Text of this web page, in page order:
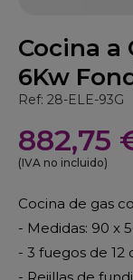
Cocina a
6Kw
Ref: 28-ELE-93G
882,75
(IVA no incluido)
Cocina de gas
- Medidas: 90 x
- 3 fuegos de